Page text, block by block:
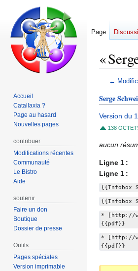
«
Aller
la
navigation
Aller
la
recherche
←
Serge
Version du
138
aucun
Ligne 1 :
Ligne 1 :
{{Infobox
{{Infobox
* [http://
{{pdf}}
* [http://
{{pdf}}
Page
Accueil
Catallaxia ?
Page au hasard
Nouvelles pages
contribuer
Modifications récentes
Communauté
Le Bistro
Aide
soutenir
Faire un don
Boutique
Dossier de presse
Outils
Pages spéciales
Version imprimable